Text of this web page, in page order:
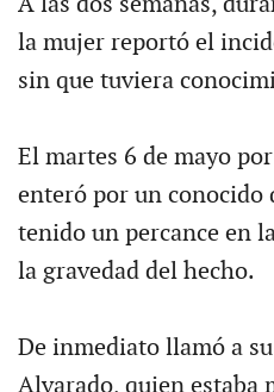
la mujer reportó el
sin que tuviera
El martes 6 de mayo
enteró por un conocido
tenido un percance en
la gravedad del hecho.
De inmediato llamó a
Alvarado, quien estaba